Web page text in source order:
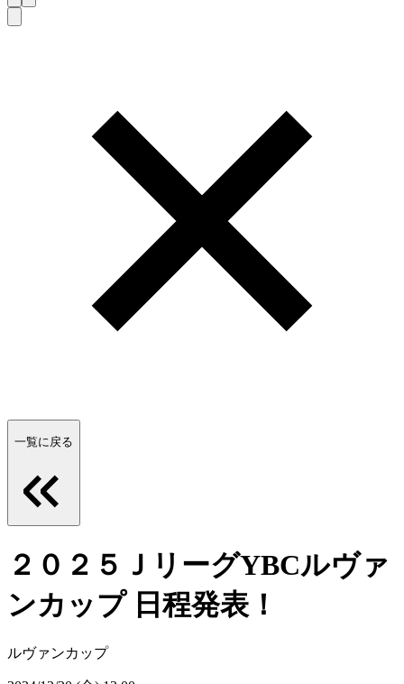
一覧に戻る
２０２５ＪリーグYBCルヴァ
ンカップ 日程発表！
ルヴァンカップ